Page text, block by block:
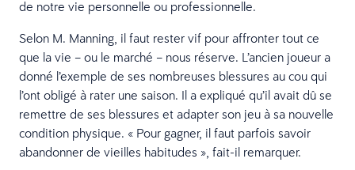
de notre vie personnelle ou professionnelle.
Selon M. Manning, il faut rester vif pour affronter tout ce
que la vie – ou le marché – nous réserve. L’ancien joueur a
donné l’exemple de ses nombreuses blessures au cou qui
l’ont obligé à rater une saison. Il a expliqué qu’il avait dû se
remettre de ses blessures et adapter son jeu à sa nouvelle
condition physique. « Pour gagner, il faut parfois savoir
abandonner de vieilles habitudes », fait-il remarquer.